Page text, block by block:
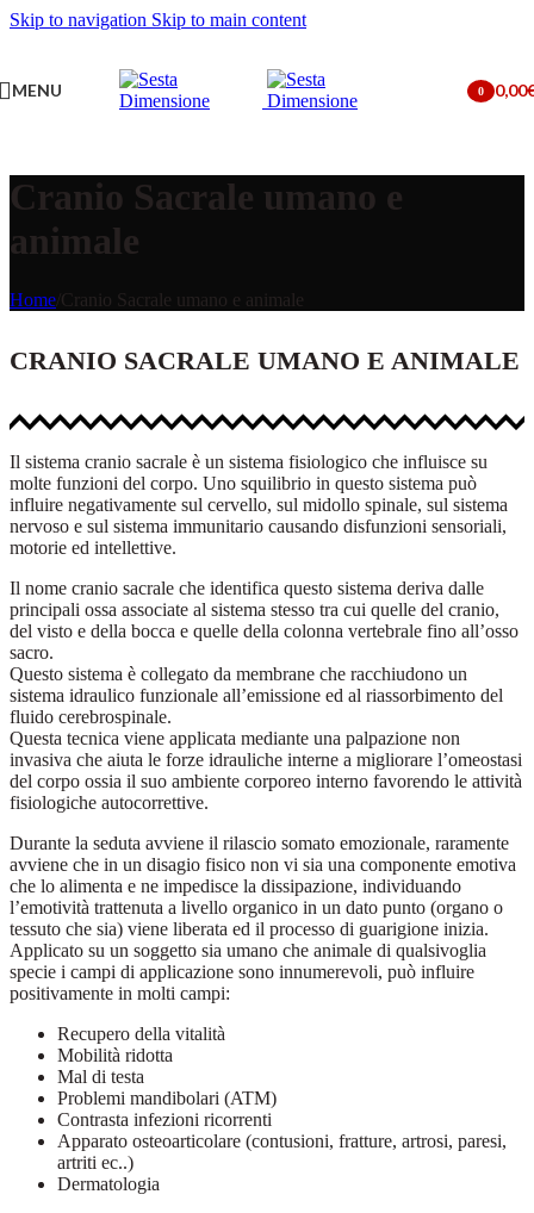
Skip to navigation Skip to main content
MENU
0
0,00
Cranio Sacrale umano e
animale
Home Cranio Sacrale umano e animale
CRANIO SACRALE UMANO E ANIMALE
Il sistema cranio sacrale è un sistema fisiologico che influisce su
molte funzioni del corpo. Uno squilibrio in questo sistema può
influire negativamente sul cervello, sul midollo spinale, sul sistema
nervoso e sul sistema immunitario causando disfunzioni sensoriali,
motorie ed intellettive.
Il nome cranio sacrale che identifica questo sistema deriva dalle
principali ossa associate al sistema stesso tra cui quelle del cranio,
del visto e della bocca e quelle della colonna vertebrale fino all’osso
sacro.
Questo sistema è collegato da membrane che racchiudono un
sistema idraulico funzionale all’emissione ed al riassorbimento del
fluido cerebrospinale.
Questa tecnica viene applicata mediante una palpazione non
invasiva che aiuta le forze idrauliche interne a migliorare l’omeostasi
del corpo ossia il suo ambiente corporeo interno favorendo le attività
fisiologiche autocorrettive.
Durante la seduta avviene il rilascio somato emozionale, raramente
avviene che in un disagio fisico non vi sia una componente emotiva
che lo alimenta e ne impedisce la dissipazione, individuando
l’emotività trattenuta a livello organico in un dato punto (organo o
tessuto che sia) viene liberata ed il processo di guarigione inizia.
Applicato su un soggetto sia umano che animale di qualsivoglia
specie i campi di applicazione sono innumerevoli, può influire
positivamente in molti campi:
Recupero della vitalità
Mobilità ridotta
Mal di testa
Problemi mandibolari (ATM)
Contrasta infezioni ricorrenti
Apparato osteoarticolare (contusioni, fratture, artrosi, paresi,
artriti ec..)
Dermatologia